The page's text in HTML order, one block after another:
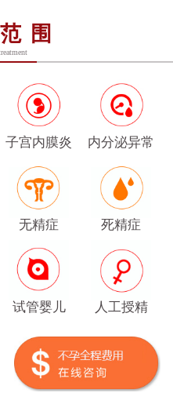
围
子宫内膜炎 内分泌异常
无精症 死精症
试管婴儿 人工授精